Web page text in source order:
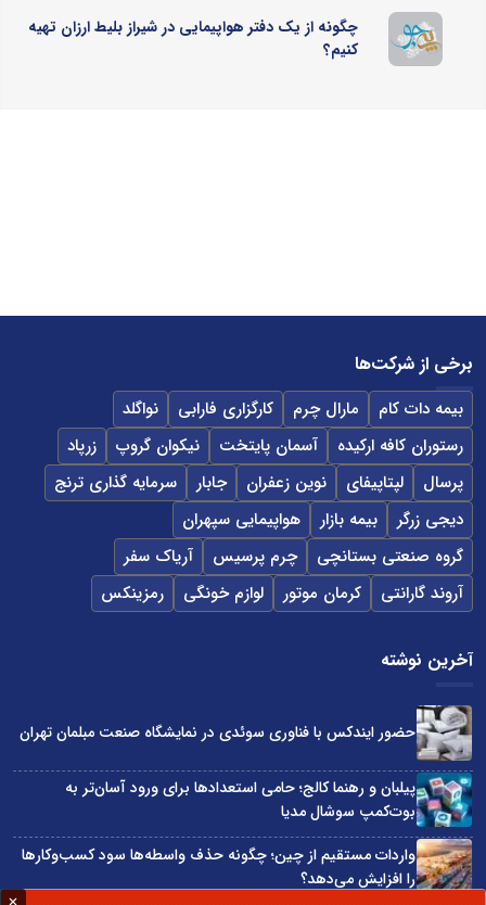
چگونه از یک دفتر هواپیمایی در شیراز بلیط ارزان تهیه
کنیم؟
برخی از شرکت‌ها
بیمه دات کام مارال چرم کارگزاری فارابی
نواگلد
رستوران کافه ارکیده
آسمان پایتخت نیکوان گروپ
زرپاد
پرسال
لپتاپیفای نوین زعفران جابار
سرمایه گذاری ترنج
دیجی زرگر
بیمه بازار
هواپیمایی سپهران
گروه صنعتی بستانچی
چرم پرسیس
آریاک سفر
آروند گارانتی
کرمان موتور لوازم خونگی رمزینکس
آخرین نوشته
حضور ایندکس با فناوری سوئدی در نمایشگاه صنعت مبلمان تهران
پیلبان و رهنما کالج؛ حامی استعدادها برای ورود آسان‌تر به
بوت‌کمپ سوشال مدیا
واردات مستقیم از چین؛ چگونه حذف واسطه‌ها سود کسب‌وکارها
را افزایش می‌دهد؟